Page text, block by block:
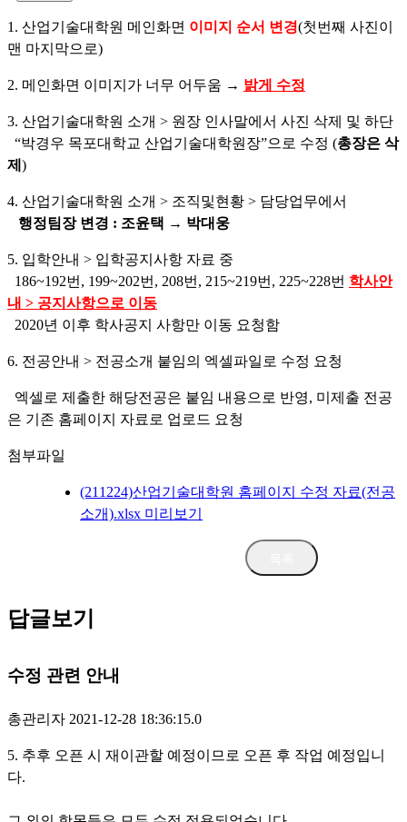
1. 산업기술대학원 메인화면 이미지 순서 변경(첫번째 사진이
맨 마지막으로)
2. 메인화면 이미지가 너무 어두움 → 밝게 수정
3. 산업기술대학원 소개 > 원장 인사말에서 사진 삭제 및 하단
“박경우 목포대학교 산업기술대학원장”으로 수정 (총장은 삭
제 )
4. 산업기술대학원 소개 > 조직및현황 > 담당업무에서
행정팀장 변경 : 조윤택 → 박대웅
5. 입학안내 > 입학공지사항 자료 중
186~192번 , 199~202번 , 208번 , 215~219번 , 225~228번 학사안
내 > 공지사항으로 이동
2020년 이후 학사공지 사항만 이동 요청함
6. 전공안내 > 전공소개 붙임의 엑셀파일로 수정 요청
엑셀로 제출한 해당전공은 붙임 내용으로 반영, 미제출 전공
은 기존 홈페이지 자료로 업로드 요청
첨부파일
(211224)산업기술대학원 홈페이지 수정 자료(전공
소개).xlsx 미리보기
답글보기
수정 관련 안내
총관리자 2021-12-28 18:36:15.0
5. 추후 오픈 시 재이관할 예정이므로 오픈 후 작업 예정입니
다.